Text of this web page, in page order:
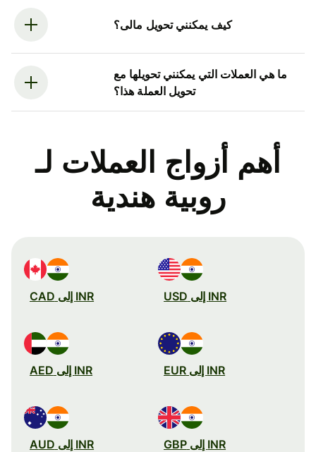
كيف يمكنني تحويل مالى؟
ما هي العملات التي يمكنني تحويلها مع
تحويل العملة هذا؟
أهم أزواج العملات لـ
روبية هندية
INR إلى USD INR إلى CAD
INR إلى EUR INR إلى AED
INR إلى GBP INR إلى AUD